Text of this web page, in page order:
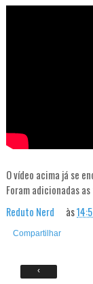
O vídeo acima já se
Foram adicionadas
Reduto Nerd às
Compartilhar
‹